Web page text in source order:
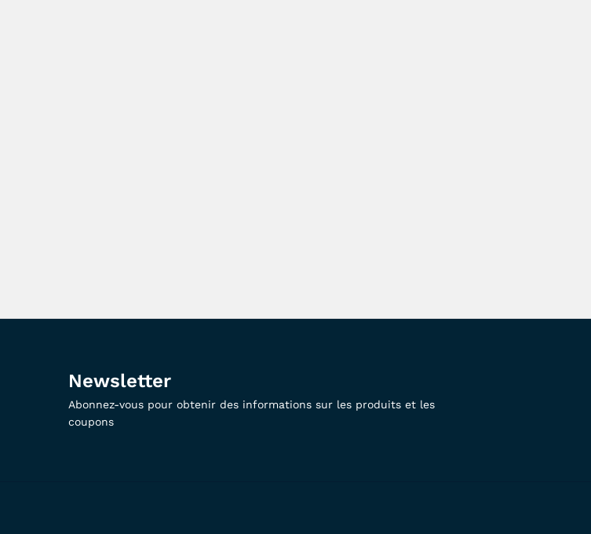
Newsletter
Abonnez-vous pour obtenir des informations sur les produits et les
coupons